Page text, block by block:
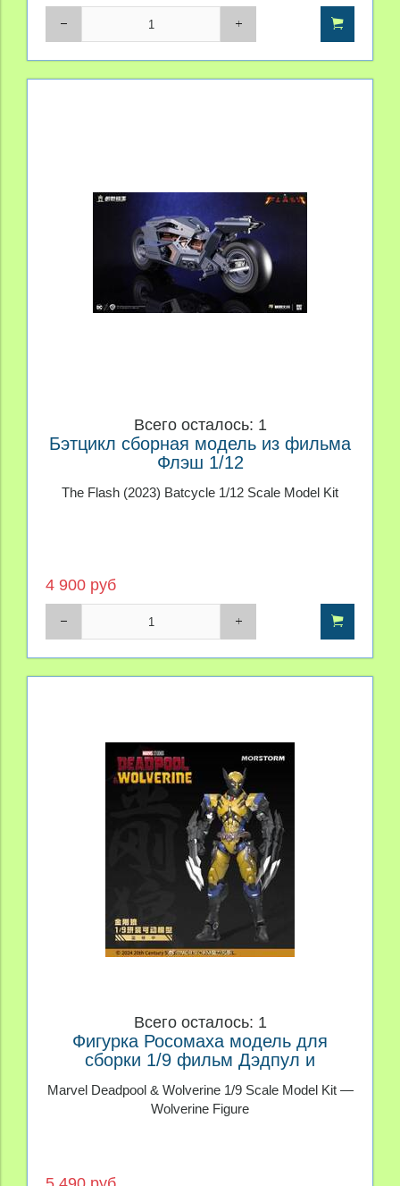
Всего осталось: 1
Бэтцикл сборная модель из фильма
Флэш 1/12
The Flash (2023) Batcycle 1/12 Scale Model Kit
4 900 руб
Всего осталось: 1
Фигурка Росомаха модель для
сборки 1/9 фильм Дэдпул и
Marvel Deadpool & Wolverine 1/9 Scale Model Kit —
Wolverine Figure